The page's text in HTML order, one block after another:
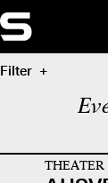
Filter
THEATER